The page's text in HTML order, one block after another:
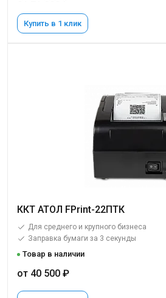
Купить в 1 клик
ККТ АТОЛ FPrint-22ПТК
Для среднего и крупного бизнеса
Заправка бумаги за 3 секунды
Товар в наличии
от 40 500 ₽